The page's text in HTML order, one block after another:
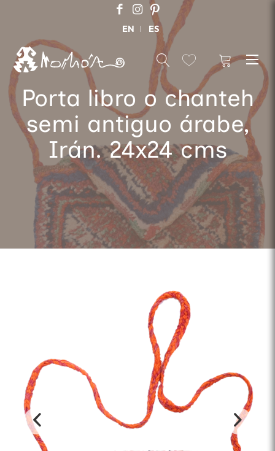
EN ES
Porta libro o chanteh
semi antiguo árabe,
Irán. 24x24 cms